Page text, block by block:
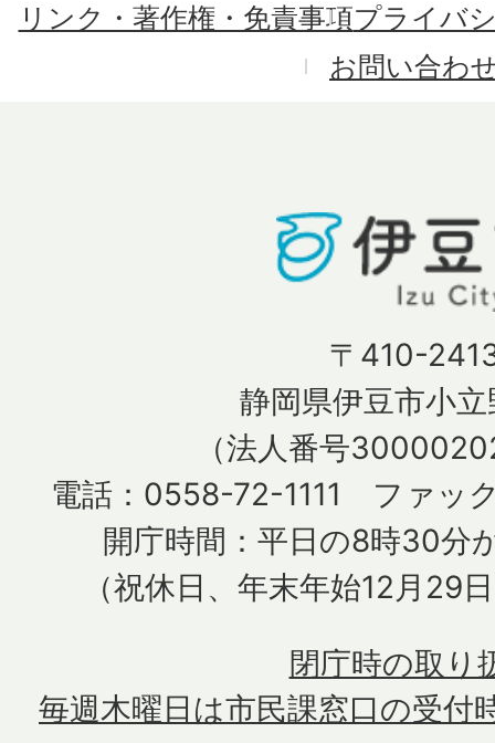
リンク・著作権・免責事項プライバ
お問い合わ
〒410-
静岡県伊豆市小
（法人番号
電話：0558-72-1111 ファッ
開庁時間：平日の8時30分
（祝休日、年末年始12月29
毎週木曜日は市民課窓口の受付
閉庁時の取り